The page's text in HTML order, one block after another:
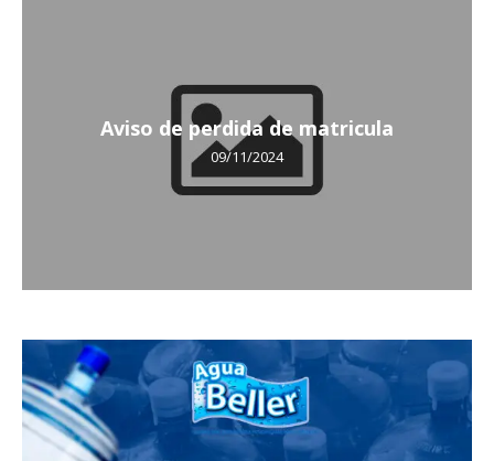
Aviso de perdida de matricula
09/11/2024